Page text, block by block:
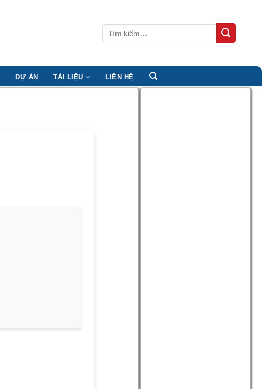
Tìm
kiếm:
DỰ ÁN TÀI LIỆU LIÊN HỆ